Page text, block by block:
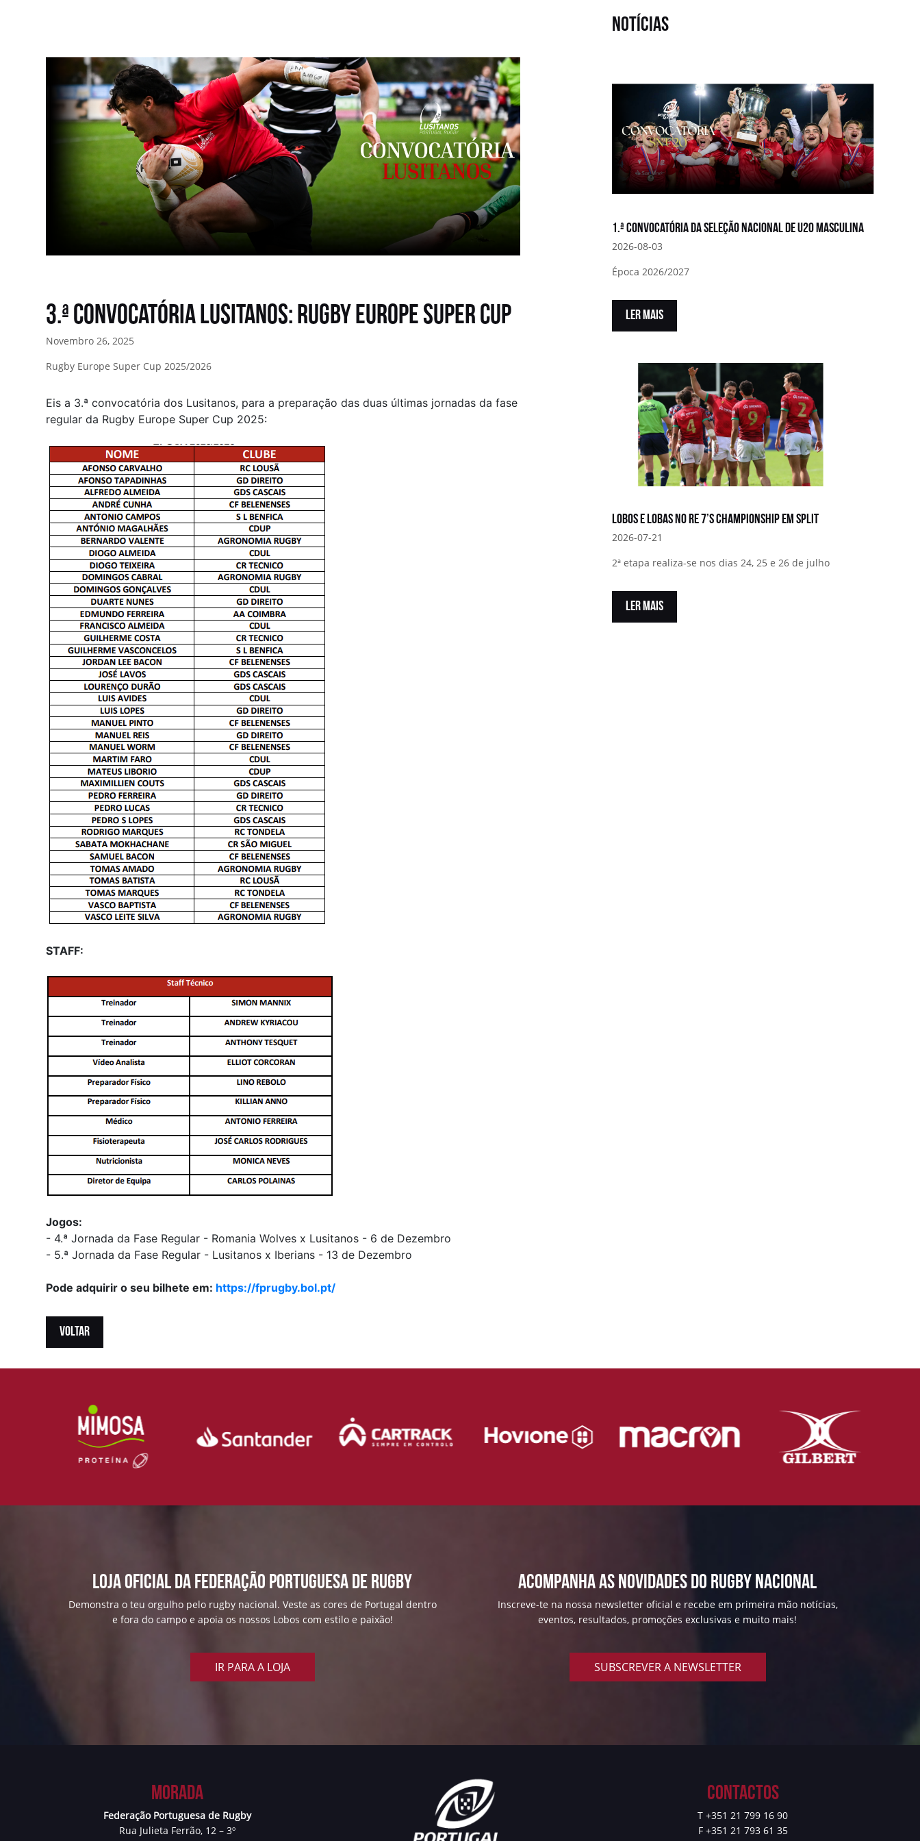
3.ª Convocatória Lusitanos: Rugby Europe Super Cup
Novembro 26, 2025
Rugby Europe Super Cup 2025/2026
Eis a 3.ª convocatória dos Lusitanos, para a preparação das duas últimas jornadas da fase
regular da Rugby Europe Super Cup 2025:
STAFF:
Jogos:
- 4.ª Jornada da Fase Regular - Romania Wolves x Lusitanos - 6 de Dezembro
- 5.ª Jornada da Fase Regular - Lusitanos x Iberians - 13 de Dezembro
Pode adquirir o seu bilhete em: https://fprugby.bol.pt/
VOLTAR
notícias
1.ª convocatória da Seleção Nacional de U20 Masculina
2026-08-03
Época 2026/2027
LER MAIS
Lobos e Lobas no RE 7’s Championship em Split
2026-07-21
2ª etapa realiza-se nos dias 24, 25 e 26 de julho
LER MAIS
Loja Oficial da Federação Portuguesa de Rugby
Demonstra o teu orgulho pelo rugby nacional. Veste as cores de Portugal dentro
e fora do campo e apoia os nossos Lobos com estilo e paixão!
IR PARA A LOJA
ACOMPANHA AS NOVIDADES DO RUGBY NACIONAL
Inscreve-te na nossa newsletter oficial e recebe em primeira mão notícias,
eventos, resultados, promoções exclusivas e muito mais!
SUBSCREVER A NEWSLETTER
Morada
Federação Portuguesa de Rugby
Rua Julieta Ferrão, 12 – 3º
Contactos
T +351 21 799 16 90
F +351 21 793 61 35